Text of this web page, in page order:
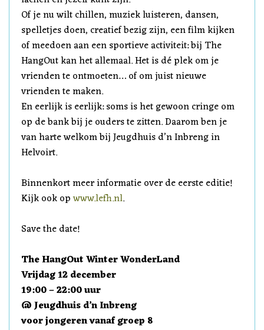
Of je nu wilt chillen, muziek luisteren, dansen,
spelletjes doen, creatief bezig zijn, een film kijken
of meedoen aan een sportieve activiteit: bij The
HangOut kan het allemaal. Het is dé plek om je
vrienden te ontmoeten… of om juist nieuwe
vrienden te maken.
En eerlijk is eerlijk: soms is het gewoon cringe om
op de bank bij je ouders te zitten. Daarom ben je
van harte welkom bij Jeugdhuis d’n Inbreng in
Helvoirt.
Binnenkort meer informatie over de eerste editie!
Kijk ook opwww.lefh.nl.
Save the date!
The HangOut Winter WonderLand
Vrijdag 12 december
19:00 – 22:00 uur
@ Jeugdhuis d’n Inbreng
voor jongeren vanaf groep 8